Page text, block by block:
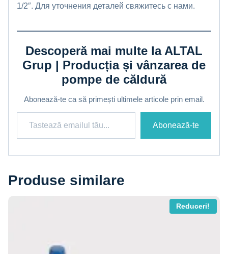
1/2″. Для уточнения деталей свяжитесь с нами.
Descoperă mai multe la ALTAL
Grup | Producția și vânzarea de
pompe de căldură
Abonează-te ca să primești ultimele articole prin email.
Tastează emailul tău...
Abonează-te
Produse similare
Reduceri!